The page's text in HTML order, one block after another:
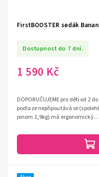
FirstBOOSTER sedák
Dostupnost do 7 dní.
1 590 Kč
DOPORUČUJEME pro děti od 2
podlaze nepřipoutává se
jenom 1,9kg) má ergonomický...